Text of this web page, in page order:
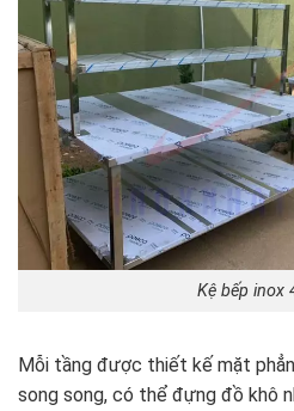
Kệ bếp inox
Mỗi tầng được thiết kế mặt
song song, có thể đựng đồ khô